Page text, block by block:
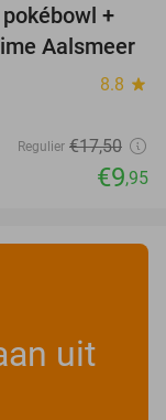
43%
+
Aalsmeer
8.8 star
Regulier €17,50
€9,95
uit